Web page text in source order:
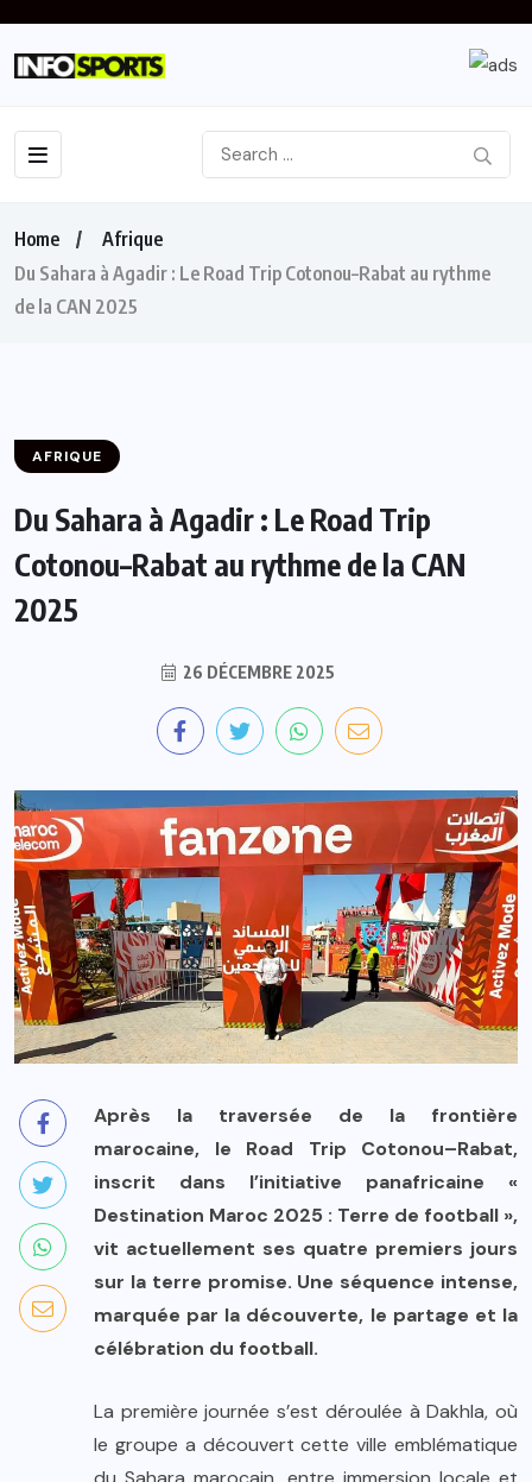
Home
Afrique
Du Sahara à Agadir : Le Road Trip Cotonou–Rabat au rythme
de la CAN 2025
AFRIQUE
Du Sahara à Agadir : Le Road Trip
Cotonou–Rabat au rythme de la CAN
2025
26 DÉCEMBRE 2025
Après la traversée de la frontière
marocaine, le Road Trip Cotonou–Rabat,
inscrit dans l’initiative panafricaine «
Destination Maroc 2025 : Terre de football »,
vit actuellement ses quatre premiers jours
sur la terre promise. Une séquence intense,
marquée par la découverte, le partage et la
célébration du football.
La première journée s’est déroulée à Dakhla, où
le groupe a découvert cette ville emblématique